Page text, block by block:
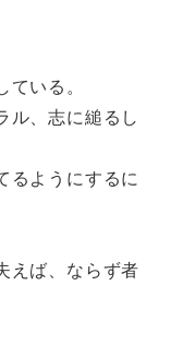
いる。
ル、志に縋るし
るようにするに
えば、ならず者